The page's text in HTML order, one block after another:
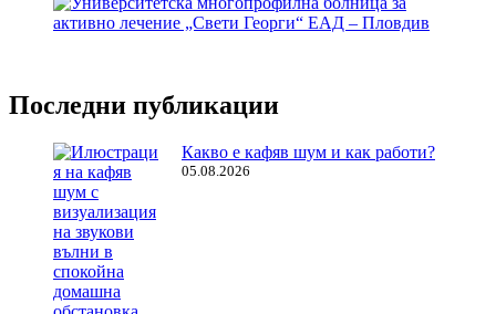
Последни публикации
Какво е кафяв шум и как работи?
05.08.2026